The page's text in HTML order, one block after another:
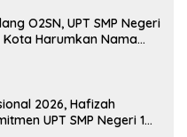
O2SN, UPT SMP Negeri
Kota Harumkan Nama
2026, Hafizah
UPT SMP Negeri 1